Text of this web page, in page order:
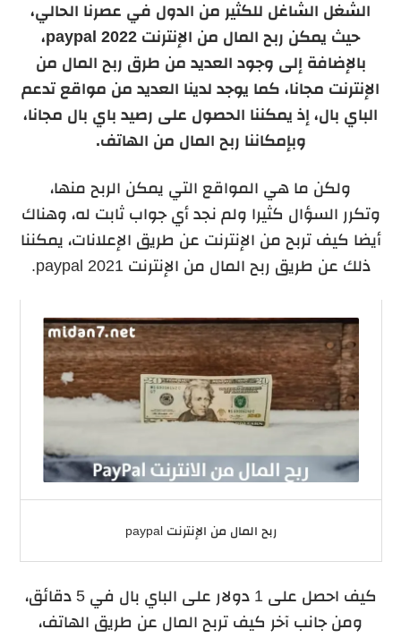
الشغل الشاغل للكثير من الدول في عصرنا الحالي،
حيث يمكن ربح المال من الإنترنت paypal 2022،
بالإضافة إلى وجود العديد من طرق ربح المال من
الإنترنت مجانا، كما يوجد لدينا العديد من مواقع تدعم
الباي بال، إذ يمكننا الحصول على رصيد باي بال مجانا،
وبإمكاننا ربح المال من الهاتف.
ولكن ما هي المواقع التي يمكن الربح منها،
وتكرر السؤال كثيرا ولم نجد أي جواب ثابت له، وهناك
أيضا كيف تربح من الإنترنت عن طريق الإعلانات، يمكننا
ذلك عن طريق ربح المال من الإنترنت paypal 2021.
ربح المال من الإنترنت paypal
كيف احصل على 1 دولار على الباي بال في 5 دقائق،
ومن جانب آخر كيف تربح المال عن طريق الهاتف،